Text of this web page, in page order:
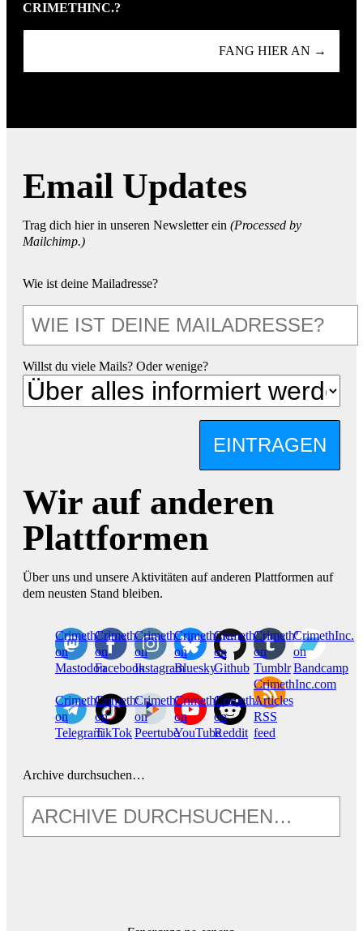
CRIMETHINC.?
FANG HIER AN →
Email Updates
Trag dich hier in unseren Newsletter ein (Processed by
Mailchimp.)
Wie ist deine Mailadresse?
Willst du viele Mails? Oder wenige?
EINTRAGEN
Wir auf anderen
Plattformen
Über uns und unsere Aktivitäten auf anderen Plattformen auf
dem neusten Stand bleiben.
CrimethInc.
on
Mastodon
Crimethinc.
on
Facebook
Crimethinc.
on
Instagram
Crimethinc.
on
Bluesky
CrimethInc.
on
Github
CrimethInc.
on
Tumblr
CrimethInc.
on
Bandcamp
CrimethInc.
on
Telegram
Crimethinc.
on
TikTok
CrimethInc.
on
Peertube
CrimethInc.
on
YouTube
CrimethInc.
on
Reddit
CrimethInc.com
Articles
RSS
feed
Archive durchsuchen…